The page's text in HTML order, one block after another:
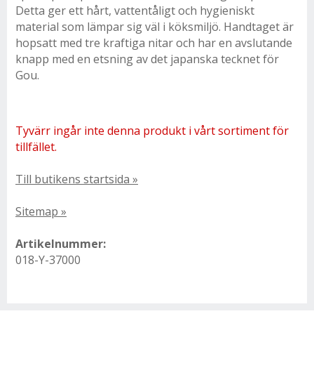
Detta ger ett hårt, vattentåligt och hygieniskt
material som lämpar sig väl i köksmiljö. Handtaget är
hopsatt med tre kraftiga nitar och har en avslutande
knapp med en etsning av det japanska tecknet för
Gou.
Tyvärr ingår inte denna produkt i vårt sortiment för
tillfället.
Till butikens startsida »
Sitemap »
Artikelnummer:
018-Y-37000